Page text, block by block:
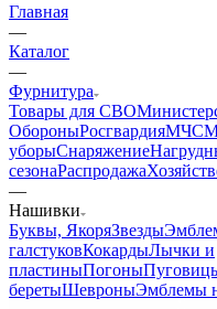
Главная
—
Каталог
—
Фурнитура
Товары для СВО
ОбороныРосгвардияМЧС
уборыСнаряжение
сезонаРаспродажа
—
Нашивки
Буквы, ЯкоряЗвезды
галстуковКокардыЛычки и
пластиныПогоны
беретыШевроныЭмблемы